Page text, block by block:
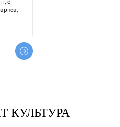
КУЛЬТУРА